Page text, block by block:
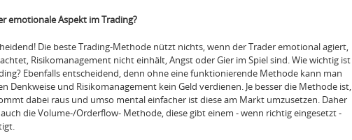
emotionale Aspekt im Trading?
Die beste Trading-Methode nützt nichts, wenn der Trader emotional agiert,
Risikomanagement nicht einhält, Angst oder Gier im Spiel sind. Wie wichtig ist
Ebenfalls entscheidend, denn ohne eine funktionierende Methode kann man
Denkweise und Risikomanagement kein Geld verdienen. Je besser die Methode ist,
dabei raus und umso mental einfacher ist diese am Markt umzusetzen. Daher
die Volume-/Orderflow- Methode, diese gibt einem - wenn richtig eingesetzt -